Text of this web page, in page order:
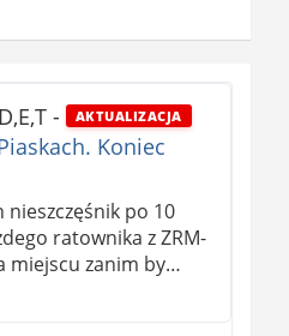
- AKTUALIZACJA
Koniec
nieszczęśnik po 10
ratownika z ZRM-
miejscu zanim by…